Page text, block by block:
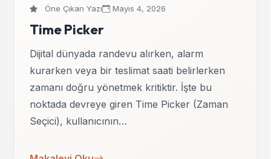
Öne Çıkan Yazı Mayıs 4, 2026
Time Picker
Dijital dünyada randevu alırken, alarm
kurarken veya bir teslimat saati belirlerken
zamanı doğru yönetmek kritiktir. İşte bu
noktada devreye giren Time Picker (Zaman
Seçici), kullanıcının…